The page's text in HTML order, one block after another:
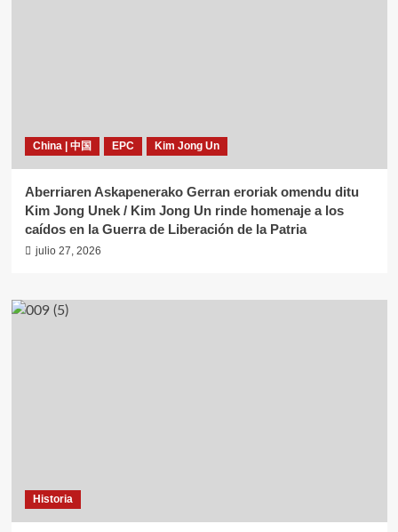
China | 中国 EPC Kim Jong Un
Aberriaren Askapenerako Gerran eroriak omendu ditu
Kim Jong Unek / Kim Jong Un rinde homenaje a los
caídos en la Guerra de Liberación de la Patria
julio 27, 2026
Historia